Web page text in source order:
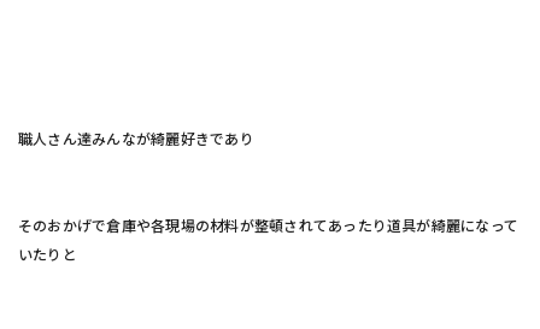
職人さん達みんなが綺麗好きであり
そのおかげで倉庫や各現場の材料が整頓されてあったり道具が綺麗になって
いたりと